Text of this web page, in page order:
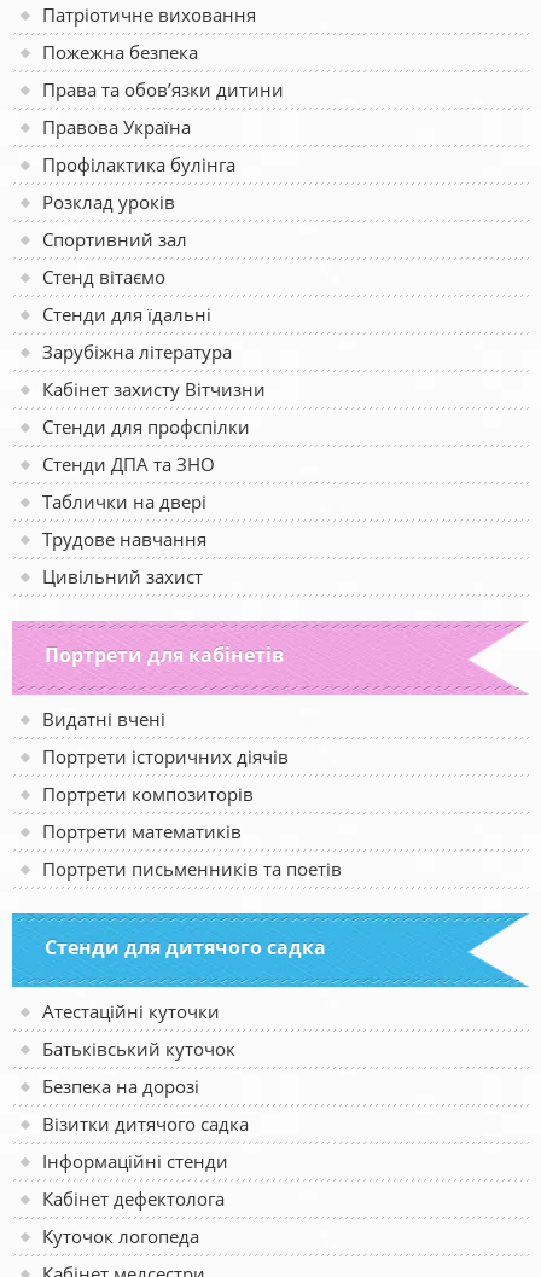
Патріотичне виховання
Пожежна безпека
Права та обов’язки дитини
Правова Україна
Профілактика булінга
Розклад уроків
Спортивний зал
Стенд вітаємо
Стенди для їдальні
Зарубіжна література
Кабінет захисту Вітчизни
Стенди для профспілки
Стенди ДПА та ЗНО
Таблички на двері
Трудове навчання
Цивільний захист
Портрети для кабінетів
Видатні вчені
Портрети історичних діячів
Портрети композиторів
Портрети математиків
Портрети письменників та поетів
Стенди для дитячого садка
Атестаційні куточки
Батьківський куточок
Безпека на дорозі
Візитки дитячого садка
Інформаційні стенди
Кабінет дефектолога
Куточок логопеда